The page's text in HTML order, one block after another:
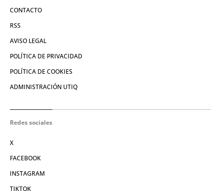
CONTACTO
RSS
AVISO LEGAL
POLÍTICA DE PRIVACIDAD
POLÍTICA DE COOKIES
ADMINISTRACIÓN UTIQ
Redes sociales
X
FACEBOOK
INSTAGRAM
TIKTOK